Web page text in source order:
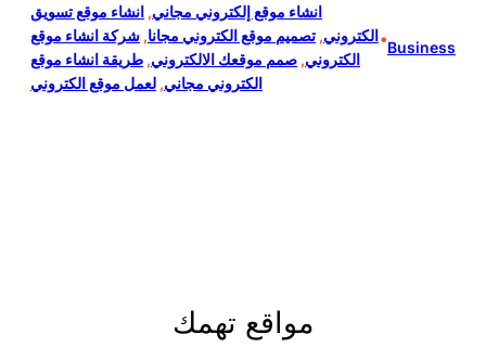
انشاء موقع إلكتروني مجاني, انشاء موقع تسويق
الكتروني, تصميم موقع الكتروني مجانا, شركة انشاء موقع
الكتروني, صمم موقعك الالكتروني, طريقة انشاء موقع
الكتروني مجاني, لعمل موقع الكتروني
•Business
مواقع تهمك